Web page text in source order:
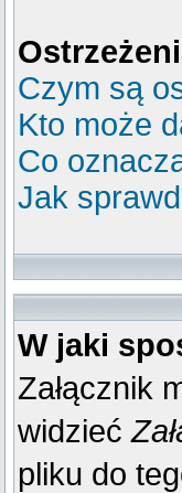
Czym są
Kto może
Co
Jak
W jaki
Załącznik
widzieć
pliku do